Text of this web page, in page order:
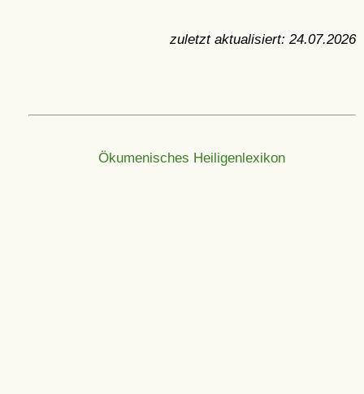
zuletzt aktualisiert: 24.07.2026
Ökumenisches Heiligenlexikon